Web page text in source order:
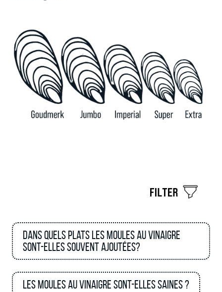
Dans quels plats les moules au vinaigre
sont-elles souvent ajoutées?
Les moules au vinaigre sont-elles saines ?